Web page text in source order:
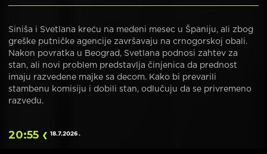
Siniša i Svetlana kreću na medeni mesec u Španiju, ali zbog
greške putničke agencije završavaju na crnogorskoj obali.
Nakon povratka u Beograd, Svetlana podnosi zahtev za
stan, ali novi problem predstavlja činjenica da prednost
imaju razvedene majke sa decom. Kako bi prevarili
stambenu komisiju i dobili stan, odlučuju da se privremeno
razvedu.
20:55 18.7.2026 .